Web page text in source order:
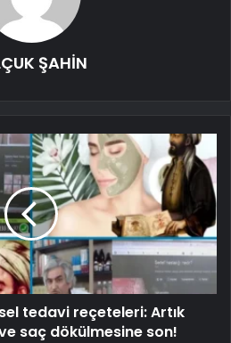
ŞAHİN
tedavi reçeteleri: Artık
saç dökülmesine son!